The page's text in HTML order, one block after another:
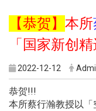
【恭贺】 本所
「国家新创精
2022-12-12
恭贺!!!
本所蔡行瀚教授以